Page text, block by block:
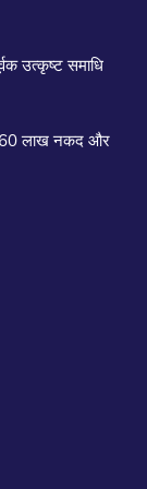
उत्कृष्ट समाधि
लाख नकद और